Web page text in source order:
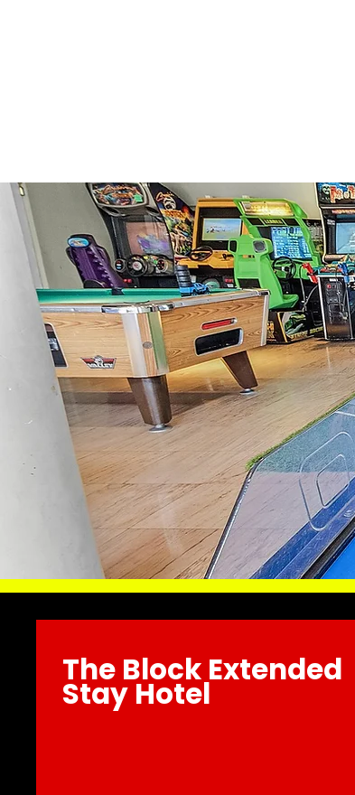
The Block Extended
Stay Hotel